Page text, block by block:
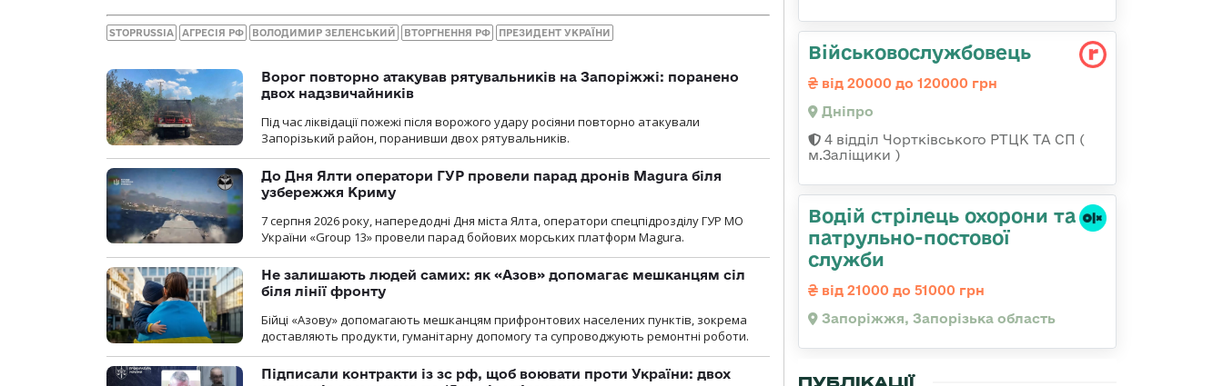
STOPRUSSIA АГРЕСІЯ РФ ВОЛОДИМИР ЗЕЛЕНСЬКИЙ ВТОРГНЕННЯ РФ ПРЕЗИДЕНТ УКРАЇНИ
Ворог повторно атакував рятувальників на Запоріжжі: поранено
двох надзвичайників
Під час ліквідації пожежі після ворожого удару росіяни повторно атакували
Запорізький район, поранивши двох рятувальників.
До Дня Ялти оператори ГУР провели парад дронів Magura біля
узбережжя Криму
7 серпня 2026 року, напередодні Дня міста Ялта, оператори спецпідрозділу ГУР МО
України «Group 13» провели парад бойових морських платформ Magura.
Не залишають людей самих: як «Азов» допомагає мешканцям сіл
біля лінії фронту
Бійці «Азову» допомагають мешканцям прифронтових населених пунктів, зокрема
доставляють продукти, гуманітарну допомогу та супроводжують ремонтні роботи.
Підписали контракти із зс рф, щоб воювати проти України: двох
Військовослужбовець
від 20000 до 120000 грн
Дніпро
4 відділ Чортківського РТЦК ТА СП (
м.Заліщики )
Водій стрілець охорони та
патрульно-постової
служби
від 21000 до 51000 грн
Запоріжжя, Запорізька область